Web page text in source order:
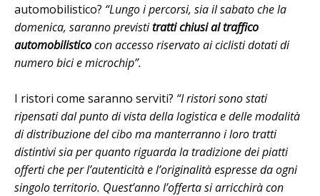
automobilistico? “Lungo i percorsi, sia il sabato che la
domenica, saranno previstitratti chiusi al traffico
automobilisticocon accesso riservato ai ciclisti dotati di
numero bici e microchip”.
I ristori come saranno serviti? “I ristori sono stati
ripensati dal punto di vista della logistica e delle modalità
di distribuzione del cibo ma manterranno i loro tratti
distintivi sia per quanto riguarda la tradizione dei piatti
offerti che per l’autenticità e l’originalità espresse da ogni
singolo territorio. Quest’anno l’offerta si arricchirà con